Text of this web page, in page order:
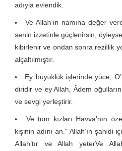
adıyla evlendik.
Ve Allah’ın namına değer
senin izzetinle güçlenirsin,
kibirlenir ve ondan sonra rezillik
alçaltılmıştır.
Ey büyüklük işlerinde yüce,
diridir ve ey Allah, Âdem
ve sevgi yerleştirir.
Ve tüm kızları Havva’nın
kişinin adını an.” Allah’ın şahidi
Allah’tır ve Allah yeterVe